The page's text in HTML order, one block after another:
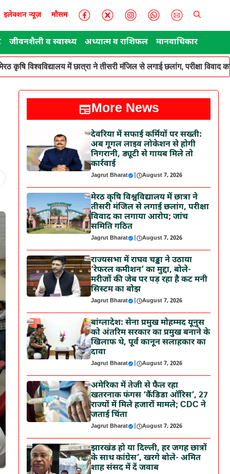
इलेक्शन न्यूज़ मौसम
जीवनशैली व स्वास्थ्य अध्यात्म व राशिफल मानवाधिकार
कृषि विश्वविद्यालय में छात्रा ने तीसरी मंजिल से लगाई छलांग, परीक्षा विवाद
More News
देवरिया में सफाई कर्मियों पर सख्ती:
अब गूगल लाइव लोकेशन से होगी
निगरानी, ड्यूटी से गायब मिले तो
कार्रवाई
Jagrut Bharat | August 7, 2026
मेरठ कृषि विश्वविद्यालय में छात्रा ने
तीसरी मंजिल से लगाई छलांग, परीक्षा
विवाद का लगाया आरोप; जांच
समिति गठित
Jagrut Bharat | August 7, 2026
राज्यसभा में राघव चड्ढा ने उठाया
‘रेफरल कमीशन’ का मुद्दा, बोले-
मरीजों की जेब पर पड़ रहा है कट मनी
सिस्टम का बोझ
Jagrut Bharat | August 7, 2026
बांग्लादेश: सेना प्रमुख मोहम्मद यूनुस
को अंतरिम सरकार का प्रमुख बनाने के
खिलाफ थे, पूर्व कानून सलाहकार का
दावा
Jagrut Bharat | August 7, 2026
अमेरिका में तेजी से फैल रहा
खतरनाक फंगस ‘कैंडिडा ऑरिस’, 27
राज्यों में मिले हजारों मामले; CDC ने
जताई चिंता
Jagrut Bharat | August 7, 2026
झारखंड हो या दिल्ली, हर जगह छात्रों
के साथ कांग्रेस’, खरगे बोले- अमित
शाह संसद में दें जवाब